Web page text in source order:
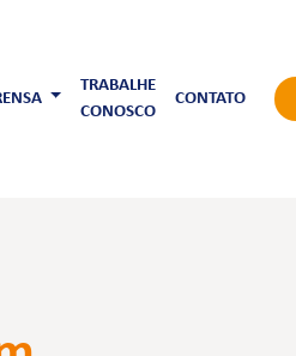
TRABALHE
CONOSCO
CONTATO